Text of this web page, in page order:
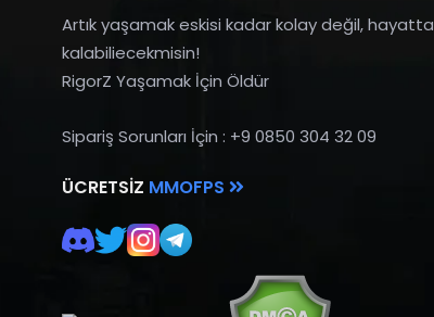
Artık yaşamak eskisi kadar kolay değil, hayatta
kalabiliecekmisin!
RigorZ Yaşamak İçin Öldür
Sipariş Sorunları İçin : +9 0850 304 32 09
ÜCRETSIZ MMOFPS